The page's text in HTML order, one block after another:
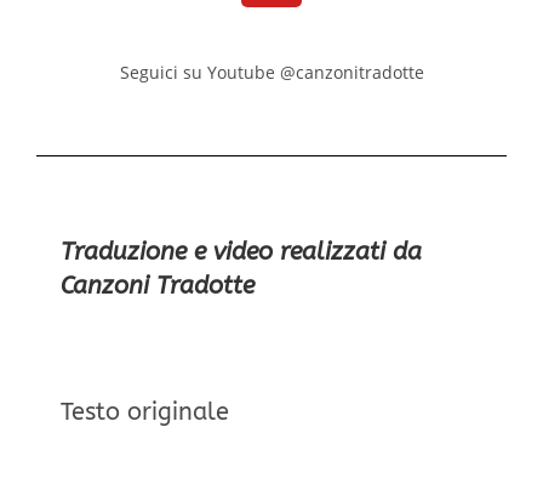
Seguici su Youtube @canzonitradotte
Traduzione e video realizzati da
Canzoni Tradotte
Testo originale